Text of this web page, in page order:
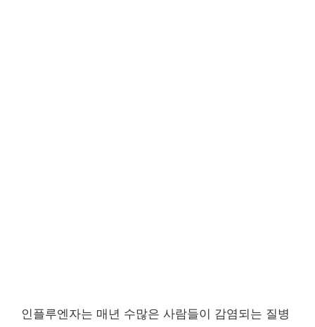
인플루엔자는 매년 수많은 사람들이 감염되는 질병